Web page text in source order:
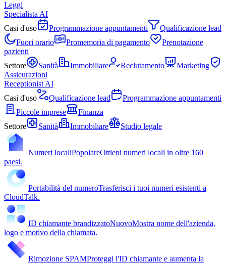
Leggi
Specialista AI
Casi d'uso
Programmazione appuntamenti
Qualificazione lead
Fuori orario
Promemoria di pagamento
Prenotazione
pazienti
Settore
Sanità Immobiliare Reclutamento
Marketing
Assicurazioni
Receptionist AI
Casi d'uso
Qualificazione lead
Programmazione appuntamenti
Piccole imprese
Finanza
Settore
Sanità Immobiliare Studio legale
Numeri localiPopolareOttieni numeri locali in oltre 160
paesi.
Portabilità del numeroTrasferisci i tuoi numeri esistenti a
CloudTalk.
ID chiamante brandizzatoNuovoMostra nome dell'azienda,
logo e motivo della chiamata.
Rimozione SPAMProteggi l'ID chiamante e aumenta la